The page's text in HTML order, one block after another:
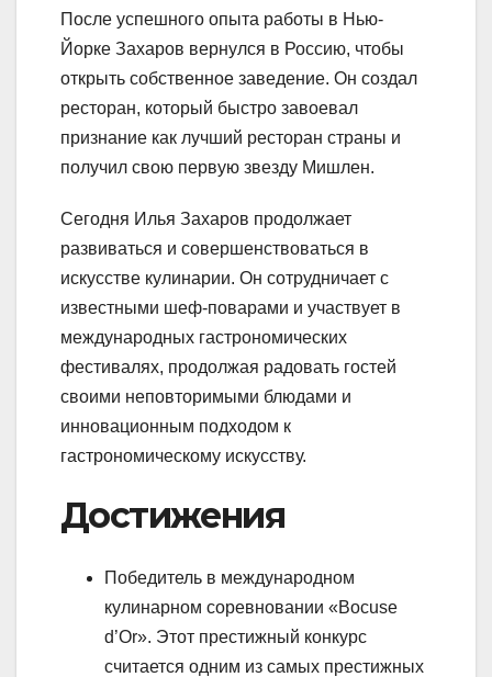
После успешного опыта работы в Нью-
Йорке Захаров вернулся в Россию, чтобы
открыть собственное заведение. Он создал
ресторан, который быстро завоевал
признание как лучший ресторан страны и
получил свою первую звезду Мишлен.
Сегодня Илья Захаров продолжает
развиваться и совершенствоваться в
искусстве кулинарии. Он сотрудничает с
известными шеф-поварами и участвует в
международных гастрономических
фестивалях, продолжая радовать гостей
своими неповторимыми блюдами и
инновационным подходом к
гастрономическому искусству.
Достижения
Победитель в международном
кулинарном соревновании «Bocuse
d’Or». Этот престижный конкурс
считается одним из самых престижных